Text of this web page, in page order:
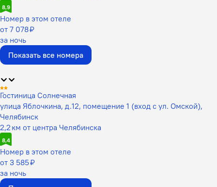
8,9
Номер в этом отеле
от 7 078 ₽
за ночь
Показать все номера
Гостиница Солнечная
улица Яблочкина, д.12, помещение 1 (вход с ул. Омской),
Челябинск
2,2 км от центра Челябинска
8,4
Номер в этом отеле
от 3 585 ₽
за ночь